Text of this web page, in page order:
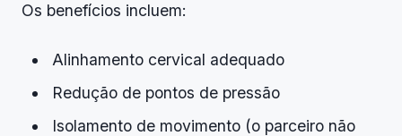
Os benefícios incluem:
Alinhamento cervical adequado
Redução de pontos de pressão
Isolamento de movimento (o parceiro não